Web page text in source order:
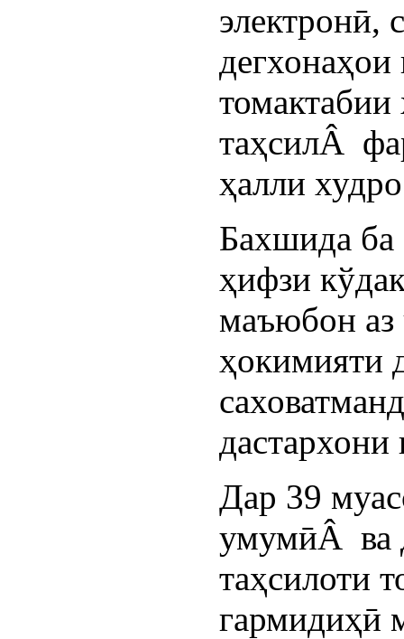
электронӣ,
таҳсилÂ
ҳалли
Бахшида ба
ҳифзи
маъюбон
ҳокимияти
Дар 39
умумӣÂ ва
таҳсилоти
гармидиҳӣ